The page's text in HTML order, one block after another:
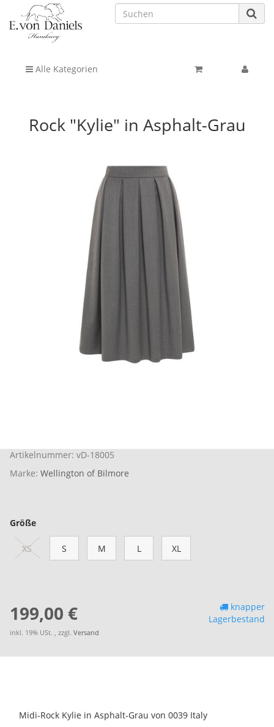
Alle Kategorien
Rock "Kylie" in Asphalt-Grau
Artikelnummer: vD-18005
Marke: Wellington of Bilmore
Größe
XS S M L XL
199,00 €
inkl. 19% USt. , zzgl. Versand
knapper
Lagerbestand
Midi-Rock Kylie in Asphalt-Grau von 0039 Italy